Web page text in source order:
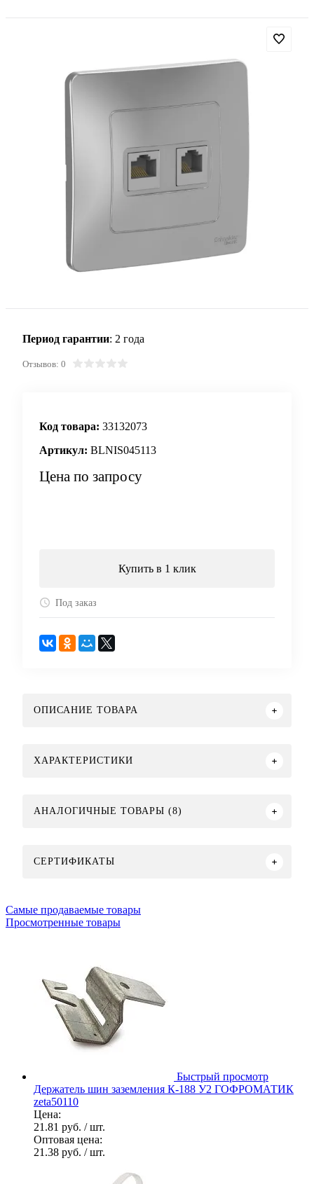
Период гарантии: 2 года
Отзывов: 0
Код товара: 33132073
Артикул: BLNIS045113
Цена по запросу
Купить в 1 клик
Под заказ
ОПИСАНИЕ ТОВАРА
ХАРАКТЕРИСТИКИ
АНАЛОГИЧНЫЕ ТОВАРЫ (8)
СЕРТИФИКАТЫ
Самые продаваемые товары
Просмотренные товары
Быстрый просмотр
Держатель шин заземления К-188 У2 ГОФРОМАТИК
zeta50110
Цена:
21.81 руб. / шт.
Оптовая цена:
21.38 руб. / шт.